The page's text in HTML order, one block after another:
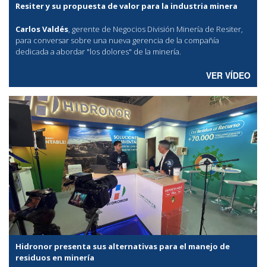
Resiter y su propuesta de valor para la industria minera
Carlos Valdés, gerente de Negocios División Minería de Resiter,
para conversar sobre una nueva gerencia de la compañía
dedicada a abordar "los dolores" de la minería.
VER VÍDEO
Hidronor presenta sus alternativas para el manejo de
residuos en minería